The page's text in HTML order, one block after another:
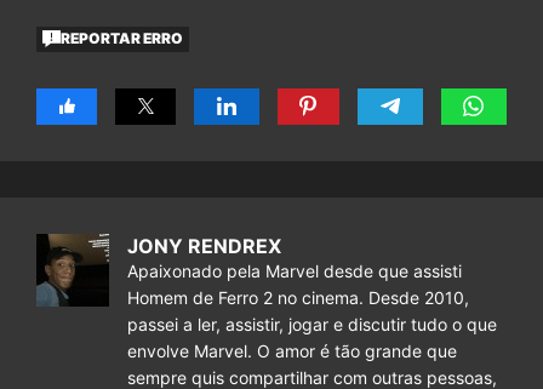
REPORTAR ERRO
JONY RENDREX
Apaixonado pela Marvel desde que assisti
Homem de Ferro 2 no cinema. Desde 2010,
passei a ler, assistir, jogar e discutir tudo o que
envolve Marvel. O amor é tão grande que
sempre quis compartilhar com outras pessoas,